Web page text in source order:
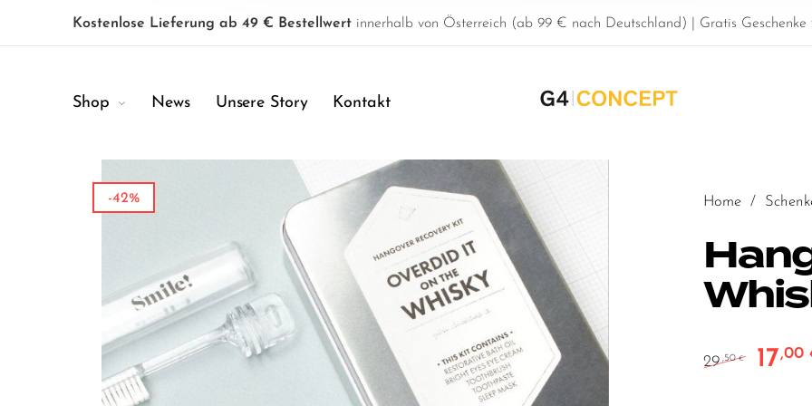
Kostenlose Lieferung ab 49 € Bestellwert innerhalb von Österreich (ab 99 € nach Deutschland) | Gratis Geschenke
Shop News Unsere Story Kontakt
-42% Home /
29,50€ 17,00